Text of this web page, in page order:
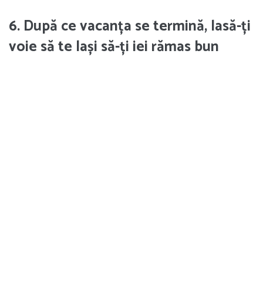
6. După ce vacanța se termină, lasă-ți
voie să te lași să-ți iei rămas bun